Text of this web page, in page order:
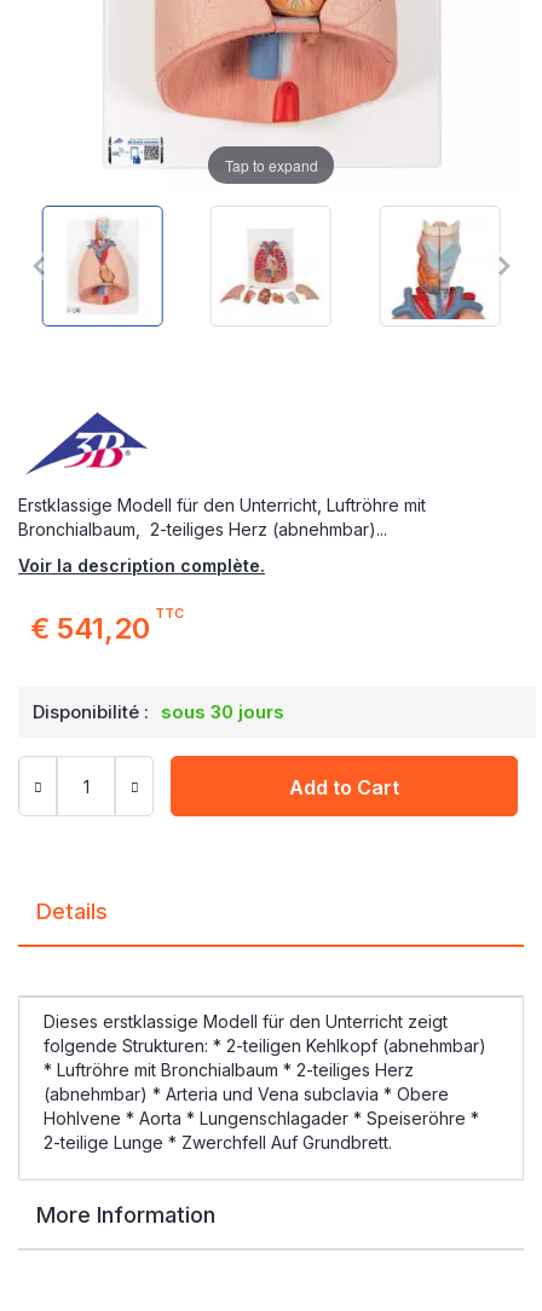
Erstklassige Modell für den Unterricht, Luftröhre mit
Bronchialbaum, 2-teiliges Herz (abnehmbar)...
Voir la description complète.
€ 541,20 TTC
Disponibilité : sous 30 jours
Add to Cart
Tap to expand
Details
Dieses erstklassige Modell für den Unterricht zeigt
folgende Strukturen: * 2-teiligen Kehlkopf (abnehmbar)
* Luftröhre mit Bronchialbaum * 2-teiliges Herz
(abnehmbar) * Arteria und Vena subclavia * Obere
Hohlvene * Aorta * Lungenschlagader * Speiseröhre *
2-teilige Lunge * Zwerchfell Auf Grundbrett.
More Information